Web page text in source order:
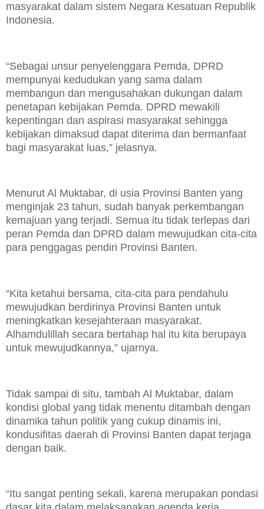
masyarakat dalam sistem Negara Kesatuan Republik
Indonesia.
“Sebagai unsur penyelenggara Pemda, DPRD
mempunyai kedudukan yang sama dalam
membangun dan mengusahakan dukungan dalam
penetapan kebijakan Pemda. DPRD mewakili
kepentingan dan aspirasi masyarakat sehingga
kebijakan dimaksud dapat diterima dan bermanfaat
bagi masyarakat luas,” jelasnya.
Menurut Al Muktabar, di usia Provinsi Banten yang
menginjak 23 tahun, sudah banyak perkembangan
kemajuan yang terjadi. Semua itu tidak terlepas dari
peran Pemda dan DPRD dalam mewujudkan cita-cita
para penggagas pendiri Provinsi Banten.
“Kita ketahui bersama, cita-cita para pendahulu
mewujudkan berdirinya Provinsi Banten untuk
meningkatkan kesejahteraan masyarakat.
Alhamdulillah secara bertahap hal itu kita berupaya
untuk mewujudkannya,” ujarnya.
Tidak sampai di situ, tambah Al Muktabar, dalam
kondisi global yang tidak menentu ditambah dengan
dinamika tahun politik yang cukup dinamis ini,
kondusifitas daerah di Provinsi Banten dapat terjaga
dengan baik.
“Itu sangat penting sekali, karena merupakan pondasi